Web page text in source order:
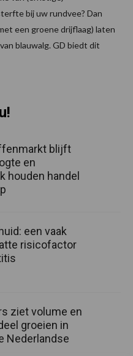
bij uw rundvee? Dan
een groene drijflaag) laten
blauwalg. GD biedt dit
blijft
en
houden handel
een vaak
risicofactor
ziet volume en
groeien in
Nederlandse